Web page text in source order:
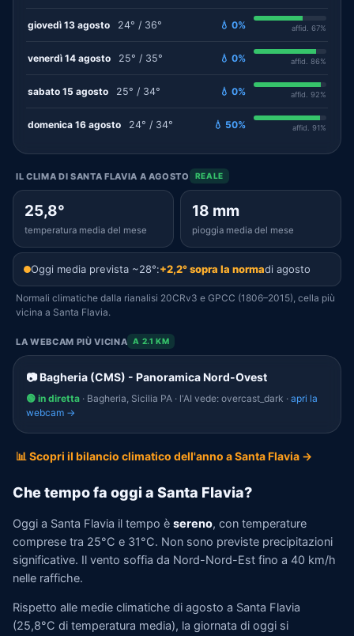
giovedì 13 agosto 24° / 36° 💧 0% affid. 67%
venerdì 14 agosto 25° / 35° 💧 0% affid. 86%
sabato 15 agosto 25° / 34° 💧 0% affid. 92%
domenica 16 agosto 24° / 34° 💧 50% affid. 91%
IL CLIMA DI SANTA FLAVIA A AGOSTO REALE
25,8°
temperatura media del mese
18 mm
pioggia media del mese
Oggi media prevista ~28°:+2,2° sopra la normadi agosto
Normali climatiche dalla rianalisi 20CRv3 e GPCC (1806–2015), cella più
vicina a Santa Flavia.
LA WEBCAM PIÙ VICINA A 2.1 KM
📷 Bagheria (CMS) - Panoramica Nord-Ovest
🟢 in diretta · Bagheria, Sicilia PA · l'AI vede: overcast_dark · apri la
webcam →
📊 Scopri il bilancio climatico dell'anno a Santa Flavia →
Che tempo fa oggi a Santa Flavia?
Oggi a Santa Flavia il tempo è sereno, con temperature
comprese tra 25°C e 31°C. Non sono previste precipitazioni
significative. Il vento soffia da Nord-Nord-Est fino a 40 km/h
nelle raffiche.
Rispetto alle medie climatiche di agosto a Santa Flavia
(25,8°C di temperatura media), la giornata di oggi si